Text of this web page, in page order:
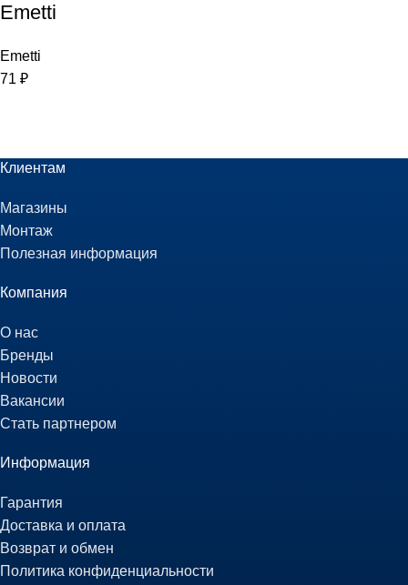
Emetti
Emetti
71 ₽
Клиентам
Магазины
Монтаж
Полезная информация
Компания
О нас
Бренды
Новости
Вакансии
Стать партнером
Информация
Гарантия
Доставка и оплата
Возврат и обмен
Политика конфиденциальности